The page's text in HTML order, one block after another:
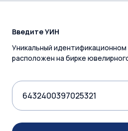
Введите УИН
Уникальный
расположен на бирке